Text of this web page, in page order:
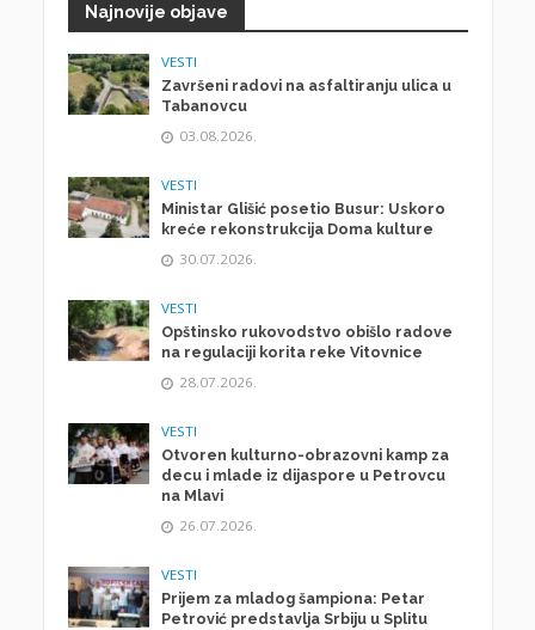
Najnovije objave
VESTI
Završeni radovi na asfaltiranju ulica u
Tabanovcu
03.08.2026.
VESTI
Ministar Glišić posetio Busur: Uskoro
kreće rekonstrukcija Doma kulture
30.07.2026.
VESTI
Opštinsko rukovodstvo obišlo radove
na regulaciji korita reke Vitovnice
28.07.2026.
VESTI
Otvoren kulturno-obrazovni kamp za
decu i mlade iz dijaspore u Petrovcu
na Mlavi
26.07.2026.
VESTI
Prijem za mladog šampiona: Petar
Petrović predstavlja Srbiju u Splitu